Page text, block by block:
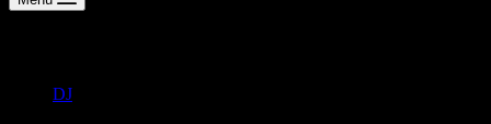
DJ